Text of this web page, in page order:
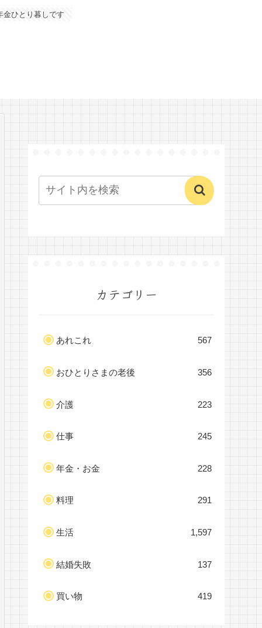
金ひとり暮しです
カテゴリー
あれこれ 567
おひとりさまの老後 356
介護 223
仕事 245
年金・お金 228
料理 291
生活 1,597
結婚失敗 137
買い物 419